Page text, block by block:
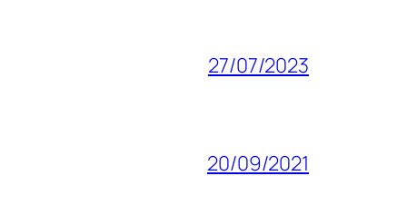
27/07/2023
20/09/2021